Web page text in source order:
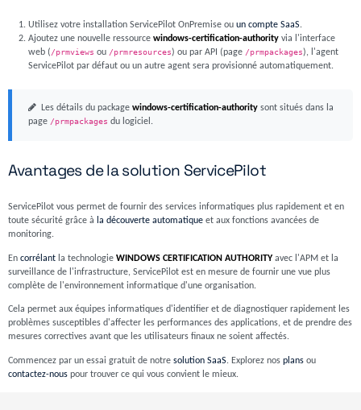
Utilisez votre installation ServicePilot OnPremise ouun compte SaaS.
Ajoutez une nouvelle ressourcewindows-certification-authority via l'interface
web (/prmviews ou /prmresources) ou par API (page /prmpackages), l'agent
ServicePilot par défaut ou un autre agent sera provisionné automatiquement.
Les détails du package windows-certification-authoritysont situés dans la
page /prmpackages du logiciel.
Avantages de la solution ServicePilot
ServicePilot vous permet de fournir des services informatiques plus rapidement et en
toute sécurité grâce à la découverte automatiqueet aux fonctions avancées de
monitoring.
En corrélantla technologie WINDOWS CERTIFICATION AUTHORITYavec l'APM et la
surveillance de l'infrastructure, ServicePilot est en mesure de fournir une vue plus
complète de l'environnement informatique d'une organisation.
Cela permet aux équipes informatiques d'identifier et de diagnostiquer rapidement les
problèmes susceptibles d'affecter les performances des applications, et de prendre des
mesures correctives avant que les utilisateurs finaux ne soient affectés.
Commencez par un essai gratuit de notre solution SaaS. Explorez nos plansou
contactez-nouspour trouver ce qui vous convient le mieux.